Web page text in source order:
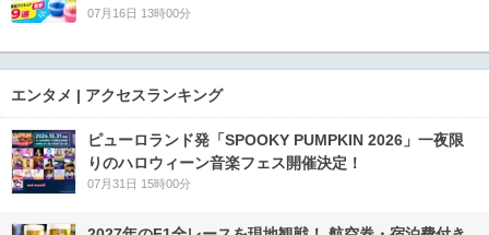
07月16日 13時00分
エンタメ | アクセスランキング
ピューロランド発「SPOOKY PUMPKIN 2026」一夜限
りのハロウィーン音楽フェス開催決定！
07月31日 15時00分